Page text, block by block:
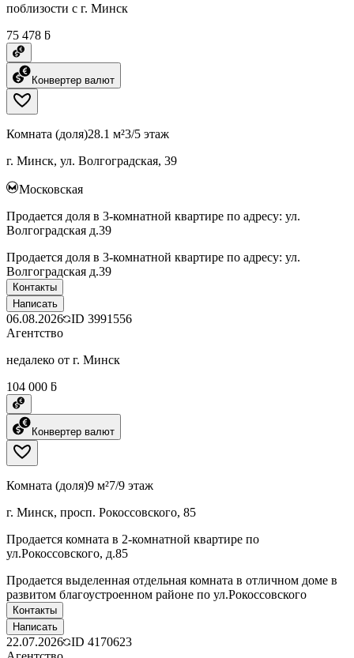
поблизости с г. Минск
75 478 ƃ
Конвертер валют
Комната (доля)28.1 м²3/5 этаж
г. Минск, ул. Волгоградская, 39
Московская
Продается доля в 3-комнатной квартире по адресу: ул.
Волгоградская д.39
Продается доля в 3-комнатной квартире по адресу: ул.
Волгоградская д.39
Контакты
Написать
06.08.2026 ID 3991556
Агентство
недалеко от г. Минск
104 000 ƃ
Конвертер валют
Комната (доля)9 м²7/9 этаж
г. Минск, просп. Рокоссовского, 85
Продается комната в 2-комнатной квартире по
ул.Рокоссовского, д.85
Продается выделенная отдельная комната в отличном доме в
развитом благоустроенном районе по ул.Рокоссовского
Контакты
Написать
22.07.2026 ID 4170623